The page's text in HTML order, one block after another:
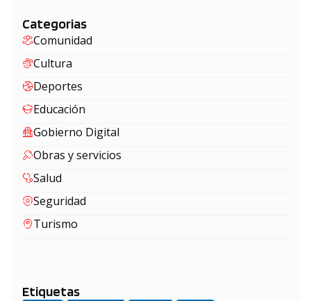
Categorias
Comunidad
Cultura
Deportes
Educación
Gobierno Digital
Obras y servicios
Salud
Seguridad
Turismo
Etiquetas